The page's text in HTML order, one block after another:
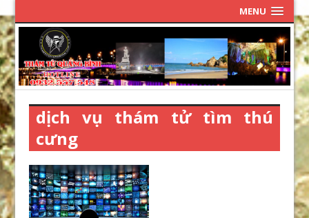
MENU
dịch vụ thám tử tìm thú
cưng